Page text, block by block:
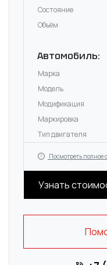
Состояние
Объём
Автомобиль:
Марка
Модель
Модификация
Маркировка
Тип двигателя
Посмотреть полное
Узнать